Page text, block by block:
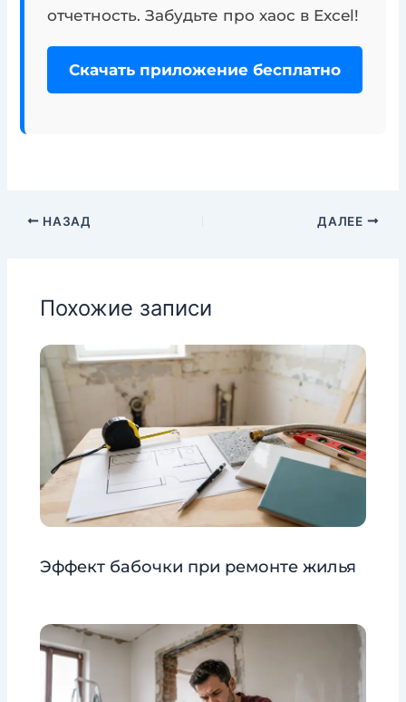
отчетность. Забудьте про хаос в Excel!
Скачать приложение бесплатно
НАЗАД ДАЛЕЕ
Похожие записи
Эффект бабочки при ремонте жилья